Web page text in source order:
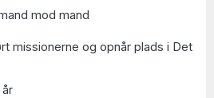
mod mand
missionerne og opnår plads i Det
år